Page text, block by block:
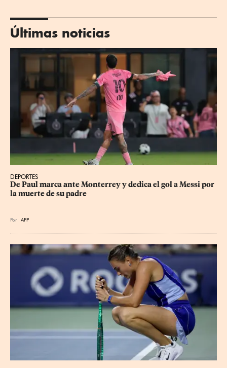
Últimas noticias
DEPORTES
De Paul marca ante Monterrey y dedica el gol a Messi por
la muerte de su padre
Por AFP